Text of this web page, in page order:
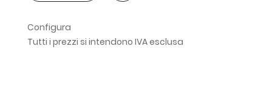
Configura
Tutti i prezzi si intendono IVA esclusa